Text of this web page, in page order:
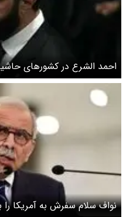
احمد الشرع در کشورهای
بود؟
نواف سلام‌ سفرش به آمریکا را